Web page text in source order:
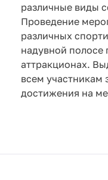
различные виды
Проведение
различных
надувной полосе
аттракционах.
всем участникам
достижения на